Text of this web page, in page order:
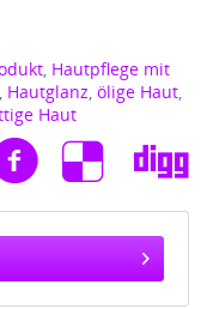
, Hautpflege mit
, Hautglanz, ölige Haut,
Haut